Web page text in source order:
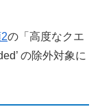
の「高度なクエ
の除外対象に